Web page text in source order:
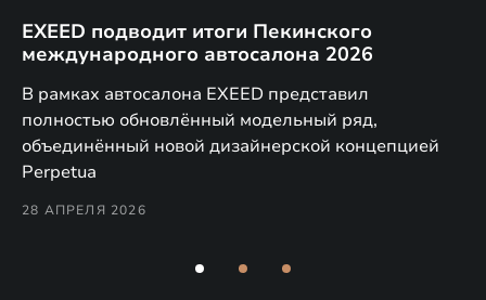
EXEED подводит итоги Пекинского
международного автосалона 2026
В рамках автосалона EXEED представил
полностью обновлённый модельный ряд,
объединённый новой дизайнерской концепцией
Perpetua
28 АПРЕЛЯ 2026